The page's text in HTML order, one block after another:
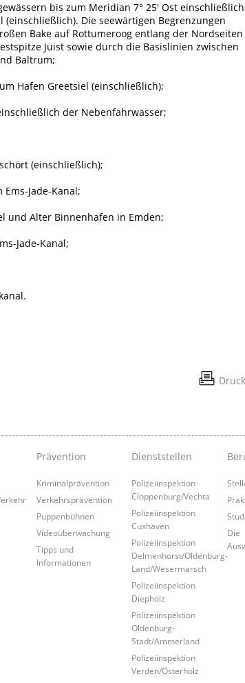
bis zum Meridian 7° 25' Ost einschließlich
Die seewärtigen Begrenzungen
Bake auf Rottumeroog entlang der Nordseiten
Juist sowie durch die Basislinien zwischen
Baltrum;
Hafen Greetsiel (einschließlich);
der Nebenfahrwasser;
(einschließlich);
Jade-Kanal;
und Alter Binnenhafen in Emden;
Jade-Kanal;
Prävention
Kriminalprävention
Verkehrsprävention
Puppenbühnen
Videoüberwachung
Tipps und
Informationen
Dienststellen
Polizeiinspektion
Cloppenburg/Vechta
Polizeiinspektion
Cuxhaven
Polizeiinspektion
Delmenhorst/Oldenburg-
Land/Wesermarsch
Polizeiinspektion
Diepholz
Polizeiinspektion
Oldenburg-
Stadt/Ammerland
Polizeiinspektion
Verden/Osterholz
Die